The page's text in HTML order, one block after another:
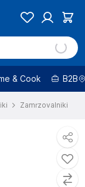
& Cook B2B
Zamrzovalniki